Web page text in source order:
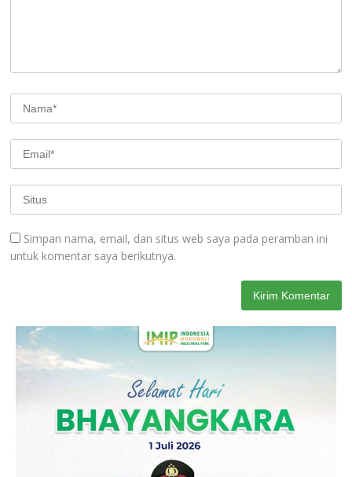
Simpan nama, email, dan situs web saya pada peramban ini
untuk komentar saya berikutnya.